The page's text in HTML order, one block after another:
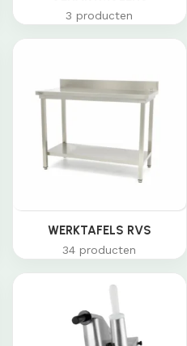
3 producten
WERKTAFELS RVS
34 producten